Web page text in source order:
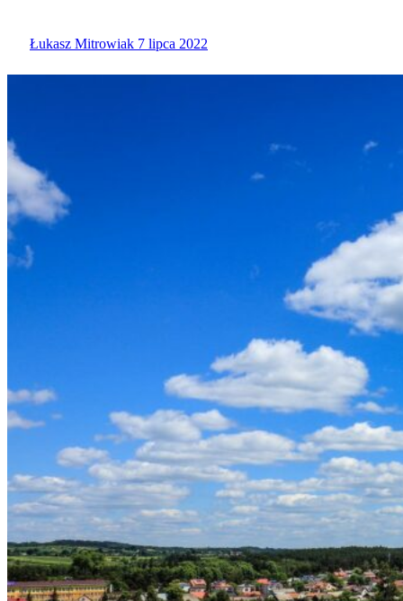
Łukasz Mitrowiak 7 lipca 2022